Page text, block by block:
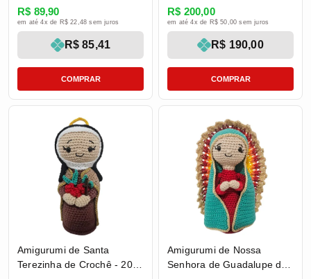
R$ 89,90
R$ 85,41
em até 4x de R$ 22,48 sem juros
COMPRAR
R$ 200,00
R$ 190,00
em até 4x de R$ 50,00 sem juros
COMPRAR
Amigurumi de Santa
Terezinha de Crochê - 20
Amigurumi de Nossa
Senhora de Guadalupe de